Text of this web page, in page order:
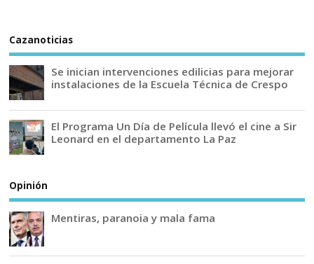
Cazanoticias
Se inician intervenciones edilicias para mejorar
instalaciones de la Escuela Técnica de Crespo
El Programa Un Día de Película llevó el cine a Sir
Leonard en el departamento La Paz
Opinión
Mentiras, paranoia y mala fama